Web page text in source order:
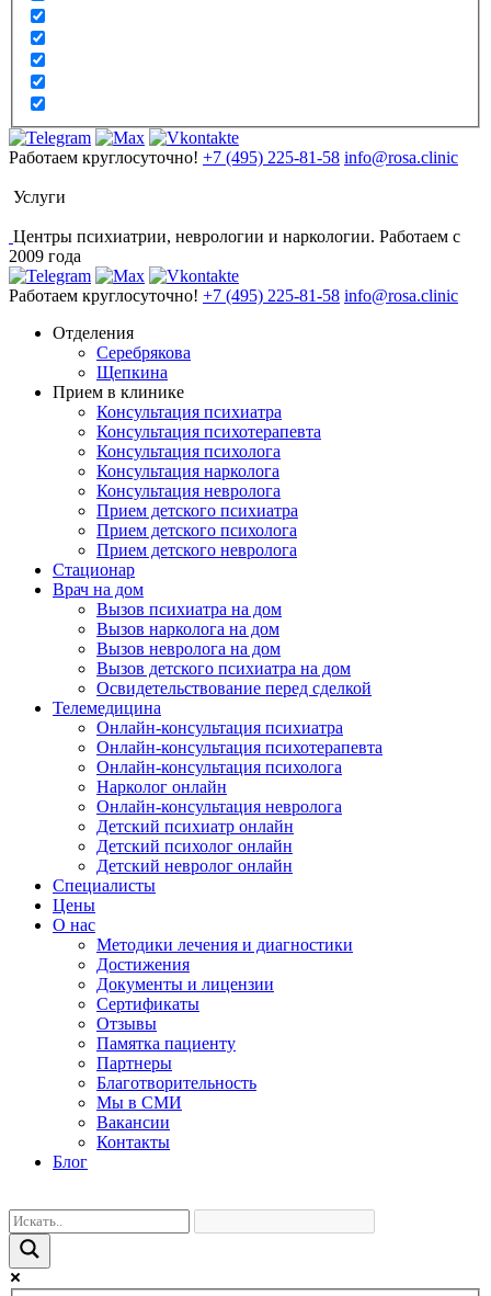
Работаем круглосуточно! +7 (495) 225-81-58 info@rosa.clinic
Услуги
Центры психиатрии, неврологии и наркологии. Работаем с
2009 года
Работаем круглосуточно! +7 (495) 225-81-58 info@rosa.clinic
Отделения
Серебрякова
Щепкина
Прием в клинике
Консультация психиатра
Консультация психотерапевта
Консультация психолога
Консультация нарколога
Консультация невролога
Прием детского психиатра
Прием детского психолога
Прием детского невролога
Стационар
Врач на дом
Вызов психиатра на дом
Вызов нарколога на дом
Вызов невролога на дом
Вызов детского психиатра на дом
Освидетельствование перед сделкой
Телемедицина
Онлайн-консультация психиатра
Онлайн-консультация психотерапевта
Онлайн-консультация психолога
Нарколог онлайн
Онлайн-консультация невролога
Детский психиатр онлайн
Детский психолог онлайн
Детский невролог онлайн
Специалисты
Цены
О нас
Методики лечения и диагностики
Достижения
Документы и лицензии
Сертификаты
Отзывы
Памятка пациенту
Партнеры
Благотворительность
Мы в СМИ
Вакансии
Контакты
Блог